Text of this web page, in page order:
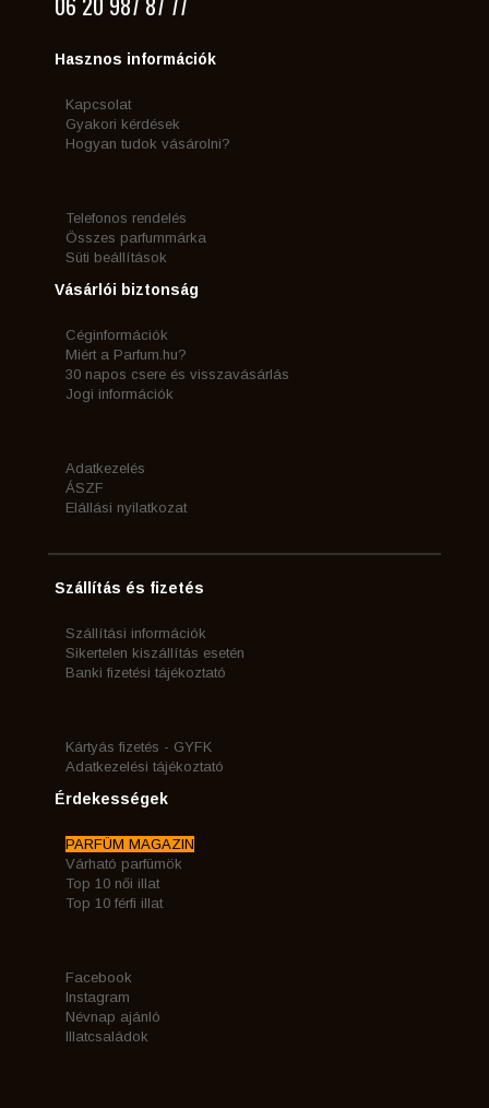
Hasznos információk
Kapcsolat
Gyakori kérdések
Hogyan tudok vásárolni?
Telefonos rendelés
Összes parfummárka
Süti beállítások
Vásárlói biztonság
Céginformációk
Miért a Parfum.hu?
30 napos csere és visszavásárlás
Jogi információk
Adatkezelés
ÁSZF
Elállási nyilatkozat
Szállítás és fizetés
Szállítási információk
Sikertelen kiszállítás esetén
Banki fizetési tájékoztató
Kártyás fizetés - GYFK
Adatkezelési tájékoztató
Érdekességek
PARFÜM MAGAZIN
Várható parfümök
Top 10 női illat
Top 10 férfi illat
Facebook
Instagram
Névnap ajánló
Illatcsaládok